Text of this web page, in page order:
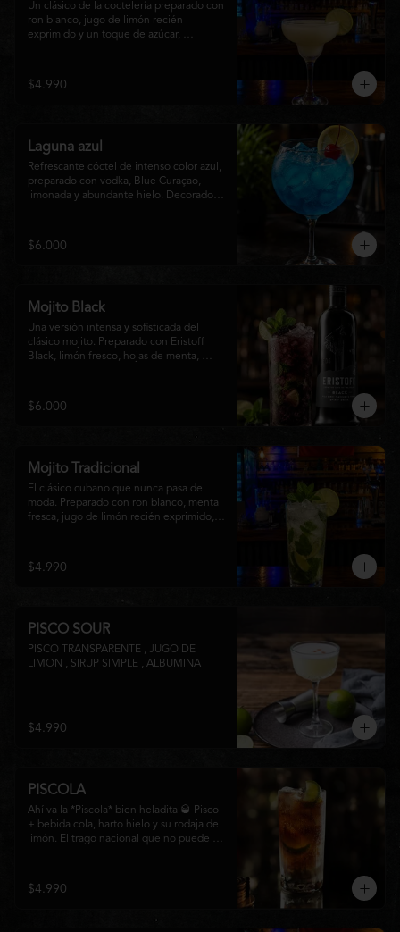
Un clásico de la coctelería preparado con
ron blanco, jugo de limón recién
exprimido y un toque de azúcar,
cóctel equilibrado, de notas cítricas y
sabor intenso, perfecto para disfrutar en
$4.990
Laguna azul
Refrescante cóctel de intenso color azul,
preparado con vodka, Blue Curaçao,
limonada y abundante hielo. Decorado
final fresco, ideal para cualquier ocasión.
$6.000
Mojito Black
Una versión intensa y sofisticada del
clásico mojito. Preparado con Eristoff
Black, limón fresco, hojas de menta,
equilibrio perfecto entre frescura, dulzor
y un ligero toque cítrico, convirtiéndolo
$6.000
Mojito Tradicional
El clásico cubano que nunca pasa de
moda. Preparado con ron blanco, menta
fresca, jugo de limón recién exprimido,
aromático y perfectamente equilibrado,
ideal para disfrutar en cualquier ocasión.
$4.990
PISCO SOUR
PISCO TRANSPARENTE , JUGO DE
LIMON , SIRUP SIMPLE , ALBUMINA
$4.990
PISCOLA
Ahí va la *Piscola* bien heladita 🥃 Pisco
+ bebida cola, harto hielo y su rodaja de
limón. El trago nacional que no puede
$4.990